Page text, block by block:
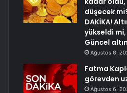
düşecek
DAKİKA!
yükseldi
Güncel
Ağustos 6,
Fatma
görevden
Ağustos 6,